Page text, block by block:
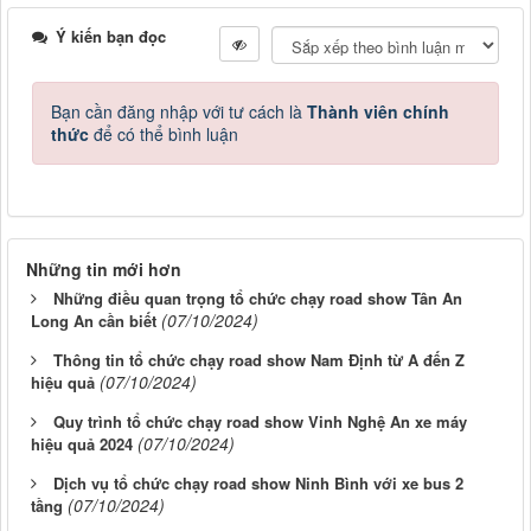
Ý kiến bạn đọc
Bạn cần đăng nhập với tư cách là Thành viên chính
thức để có thể bình luận
Những tin mới hơn
Những điều quan trọng tổ chức chạy road show Tân An
Long An cần biết (07/10/2024)
Thông tin tổ chức chạy road show Nam Định từ A đến Z
hiệu quả (07/10/2024)
Quy trình tổ chức chạy road show Vinh Nghệ An xe máy
hiệu quả 2024 (07/10/2024)
Dịch vụ tổ chức chạy road show Ninh Bình với xe bus 2
tầng (07/10/2024)